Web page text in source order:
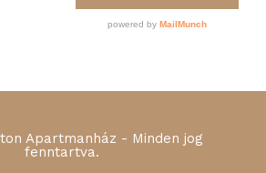
Apartmanház - Minden jog
fenntartva.